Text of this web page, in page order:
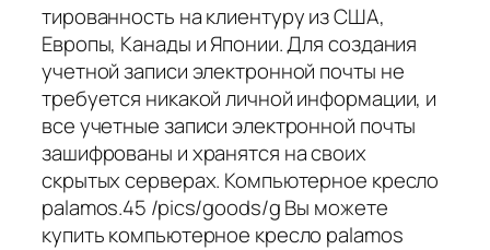
тированность на клиентуру из США,
Европы, Канады и Японии. Для создания
учетной записи электронной почты не
требуется никакой личной информации, и
все учетные записи электронной почты
зашифрованы и хранятся на своих
скрытых серверах. Компьютерное кресло
palamos.45 /pics/goods/g Вы можете
купить компьютерное кресло palamos